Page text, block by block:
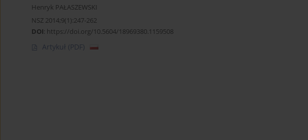
Henryk PAŁASZEWSKI
NSZ 2014;9(1):247-262
DOI: https://doi.org/10.5604/18969380.1159508
Artykuł (PDF)